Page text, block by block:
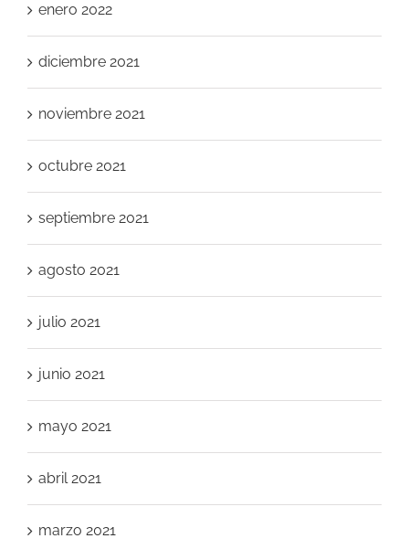
enero 2022
diciembre 2021
noviembre 2021
octubre 2021
septiembre 2021
agosto 2021
julio 2021
junio 2021
mayo 2021
abril 2021
marzo 2021